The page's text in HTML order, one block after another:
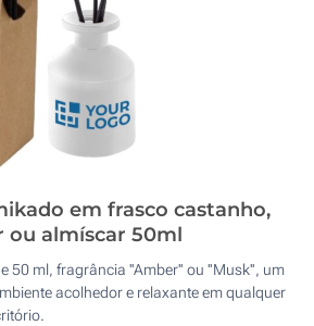
em frasco castanho,
ou almíscar 50ml
50 ml, fragrância ''Amber'' ou ''Musk'', um
acolhedor e relaxante em qualquer